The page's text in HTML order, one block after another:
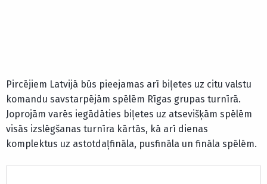
Pircējiem Latvijā būs pieejamas arī biļetes uz citu valstu
komandu savstarpējām spēlēm Rīgas grupas turnīrā.
Joprojām varēs iegādāties biļetes uz atsevišķām spēlēm
visās izslēgšanas turnīra kārtās, kā arī dienas
komplektus uz astotdaļfināla, pusfināla un fināla spēlēm.